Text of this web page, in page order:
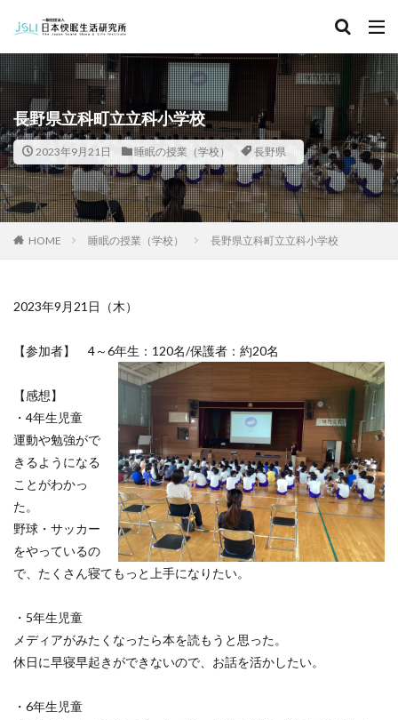
長野県立科町立立科小学校
2023年9月21日 睡眠の授業（学校） 長野県
HOME 睡眠の授業（学校） 長野県立科町立立科小学校
2023年9月21日（木）
【参加者】 4～6年生：120名/保護者：約20名
【感想】
・4年生児童
運動や勉強がで
きるようになる
ことがわかっ
た。
野球・サッカー
をやっているの
で、たくさん寝てもっと上手になりたい。
・5年生児童
メディアがみたくなったら本を読もうと思った。
休日に早寝早起きができないので、お話を活かしたい。
・6年生児童
カテゴリー
タグ
北海道 青森県 秋田県 茨城県
埼玉県
千葉県
東京都 富山県 石川県
福井県
長野県
滋賀県 京都府 島根県
山口県